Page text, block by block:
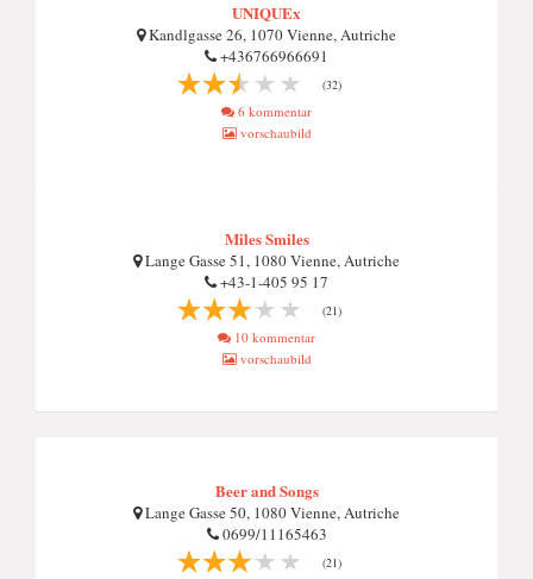
UNIQUEx
Kandlgasse 26, 1070 Vienne, Autriche
+436766966691
(32)
6 kommentar
vorschaubild
Miles Smiles
Lange Gasse 51, 1080 Vienne, Autriche
+43-1-405 95 17
(21)
10 kommentar
vorschaubild
Beer and Songs
Lange Gasse 50, 1080 Vienne, Autriche
0699/11165463
(21)